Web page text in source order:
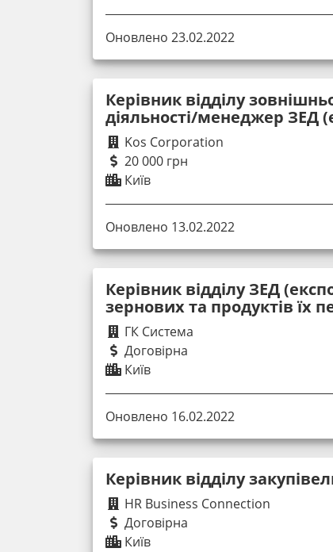
Оновлено 23.02.2022
Керівник відділу
діяльності/менеджер ЗЕД
Kos Corporation
20 000 грн
Київ
Оновлено 13.02.2022
Керівник відділу ЗЕД
зернових та продуктів їх
ГК Система
Договірна
Київ
Оновлено 16.02.2022
Керівник відділу
HR Business Connection
Договірна
Київ